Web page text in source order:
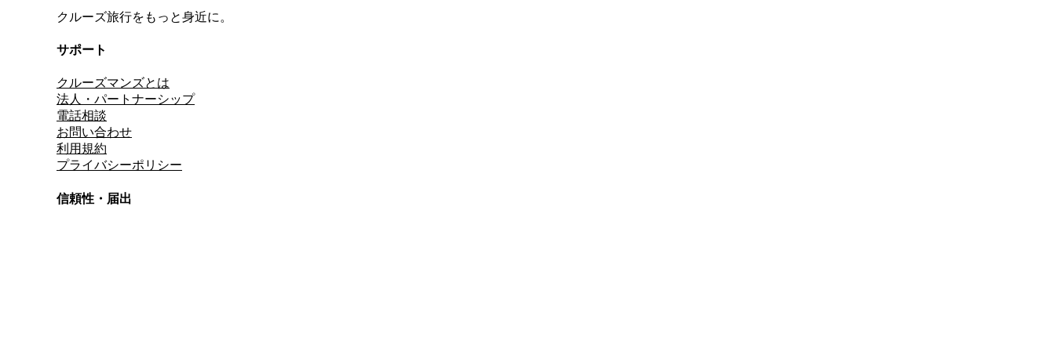
クルーズ旅行をもっと身近に。
サポート
クルーズマンズとは
法人・パートナーシップ
電話相談
お問い合わせ
利用規約
プライバシーポリシー
信頼性・届出